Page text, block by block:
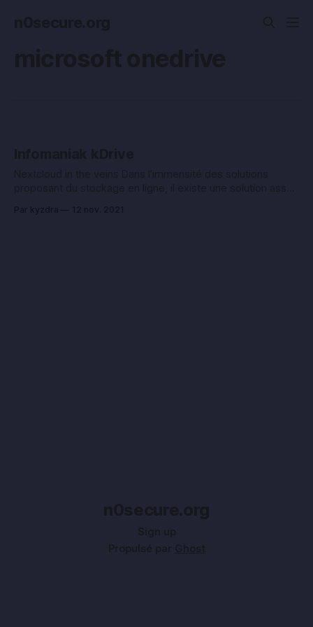
n0secure.org
microsoft onedrive
Infomaniak kDrive
Nextcloud in the veins Dans l’immensité des solutions
proposant du stockage en ligne, il existe une solution assez
tous les OS : Windows, Linux, MacOS, iOS et Android. La
Par kyzdra 12 nov. 2021
n0secure.org
Sign up
Propulsé par Ghost